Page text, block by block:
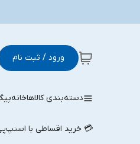
ورود / ثبت نام
دسته‌بندی کالاهاخانه
💳 خرید اقساطی با